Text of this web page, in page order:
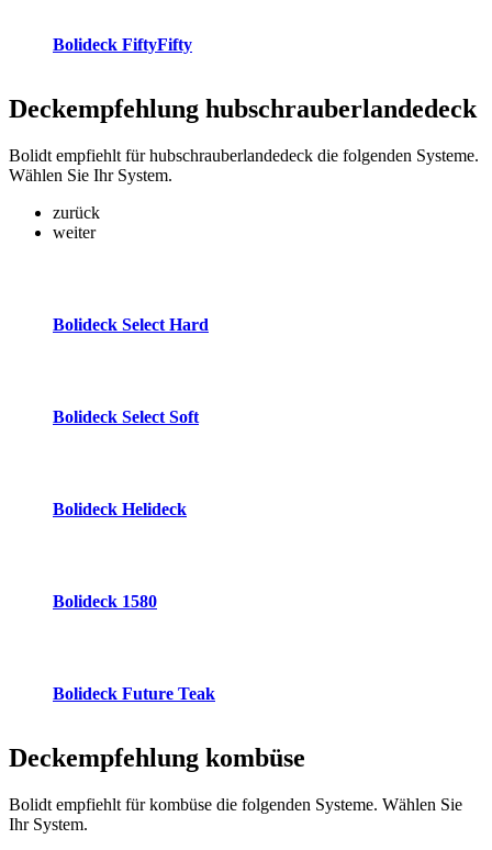
Bolideck FiftyFifty
Deckempfehlung hubschrauberlandedeck
Bolidt empfiehlt für hubschrauberlandedeck die folgenden Systeme.
Wählen Sie Ihr System.
zurück
weiter
Bolideck Select Hard
Bolideck Select Soft
Bolideck Helideck
Bolideck 1580
Bolideck Future Teak
Deckempfehlung kombüse
Bolidt empfiehlt für kombüse die folgenden Systeme. Wählen Sie
Ihr System.